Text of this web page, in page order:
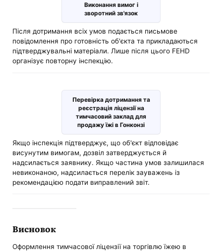
Виконання вимог і
зворотний зв'язок
Після дотримання всіх умов подається письмове
повідомлення про готовність об'єкта та прикладаються
підтверджувальні матеріали. Лише після цього FEHD
організує повторну інспекцію.
Перевірка дотримання та
реєстрація ліцензії на
тимчасовий заклад для
продажу їжі в Гонконзі
Якщо інспекція підтверджує, що об'єкт відповідає
висунутим вимогам, дозвіл затверджується й
надсилається заявнику. Якщо частина умов залишилася
невиконаною, надсилається перелік зауважень із
рекомендацією подати виправлений звіт.
Висновок
Оформлення тимчасової ліцензії на торгівлю їжею в